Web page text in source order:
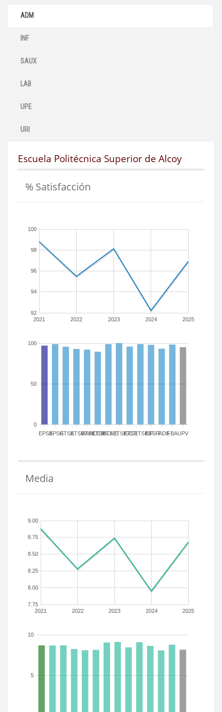
ADM
INF
SAUX
LAB
UPE
URI
Escuela Politécnica Superior de Alcoy
% Satisfacción
2021 2022 2023 2024 2025
92
94
96
98
100
EPSAEPSGETSAETSIAMN
ETSICCP
ETSIADI
ETSIEETSIGCT
ETSIIETSINFETSITFADEFBAUPV
0
50
100
Media
2021 2022 2023 2024 2025
7.75
8.00
8.25
8.50
8.75
9.00
5
10